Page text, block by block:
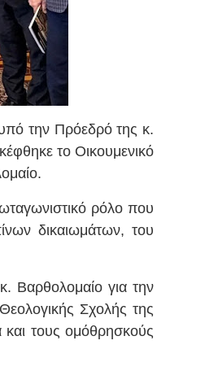
την Πρόεδρό της κ.
το Οικουμενικό
ρόλο που
δικαιωμάτων, του
Βαρθολομαίο για την
Σχολής της
και τους ομόθρησκούς